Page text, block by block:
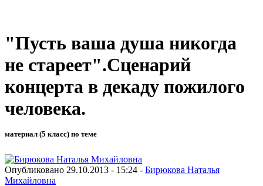
"Пусть ваша душа никогда
не стареет".Сценарий
концерта в декаду пожилого
человека.
материал (5 класс) по теме
Опубликовано 29.10.2013 - 15:24 - Бирюкова Наталья
Михайловна